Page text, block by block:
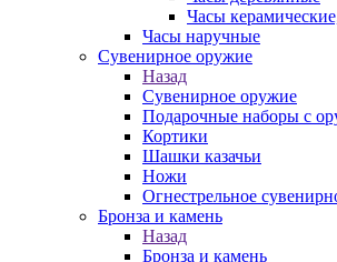
Часы
Часы наручные
Сувенирное оружие
Назад
Сувенирное оружие
Подарочные наборы с
Кортики
Шашки казачьи
Ножи
Огнестрельное
Бронза и камень
Назад
Бронза и камень